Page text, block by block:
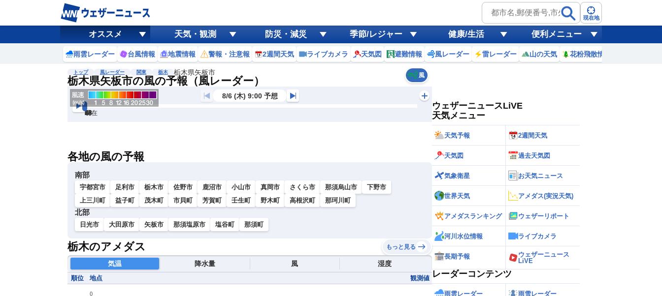
現在地
オススメ 天気・観測 防災・減災 季節/レジャー 健康/生活 便利メニュー
雨雲レーダー 台風情報 地震情報 警報・注意報 2週間天気 ライブカメラ 天気図 避難情報 風レーダー 雷レーダー 山の天気 花粉飛散情報
トップ 風レーダー 関東 栃木 栃木県矢板市
栃木県矢板市の風の予報（風レーダー） 風
風
黄砂
天気 台風
8/6 (木) 9:00 予想
現在
6h
12
24
36
48
60
72
各地の風の予報
南部
宇都宮市 足利市 栃木市 佐野市 鹿沼市 小山市 真岡市 さくら市 那須烏山市
下野市
上三川町
益子町 茂木町 市貝町 芳賀町 壬生町 野木町 高根沢町 那珂川町
北部
日光市 大田原市 矢板市 那須塩原市 塩谷町 那須町
栃木のアメダス もっと見る
気温 降水量 風 湿度
順位 地点 観測値
()
ウェザーニュースLiVE
天気メニュー
天気予報 2週間天気
天気図 過去天気図
気象衛星 お天気ニュース
世界天気 アメダス(実況天気)
アメダスランキング ウェザーリポート
河川水位情報 ライブカメラ
長期予報
ウェザーニュース
LiVE
レーダーコンテンツ
雨雲レーダー 雨雪レーダー